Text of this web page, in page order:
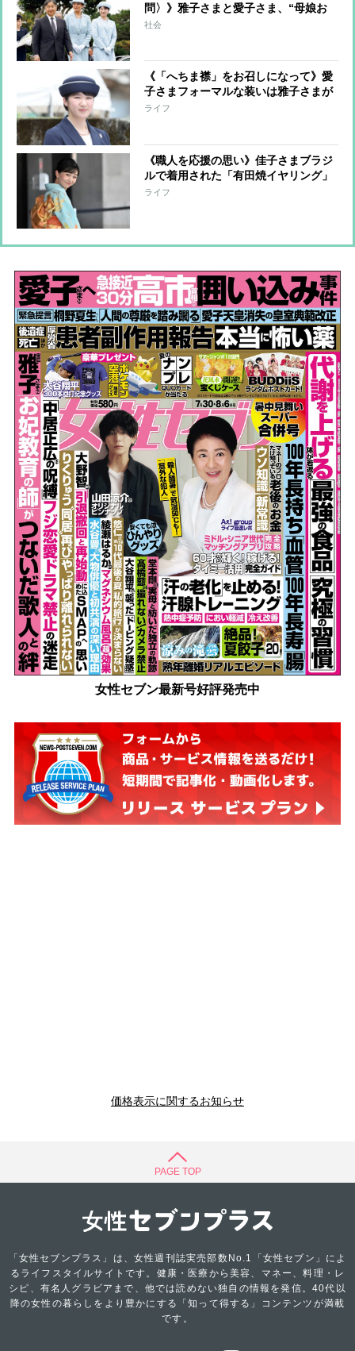
問〉》雅子さまと愛子さま、“母娘お
そろいコーデ” ライトブルーのスー
社会
《「へちま襟」をお召しになって》愛
子さまフォーマルな装いは雅子さまが
お好みのもの「戦後80年」犠牲者への
ライフ
《職人を応援の思い》佳子さまブラジ
ルで着用された「有田焼イヤリング」
の輝き“佳子さま売れ”現象への矜持
ライフ
女性セブン最新号好評発売中
価格表示に関するお知らせ
PAGE TOP
「女性セブンプラス」は、女性週刊誌実売部数No.1「女性セブン」によ
るライフスタイルサイトです。健康・医療から美容、マネー、料理・レ
シピ、有名人グラビアまで、他では読めない独自の情報を発信。40代以
降の女性の暮らしをより豊かにする「知って得する」コンテンツが満載
です。